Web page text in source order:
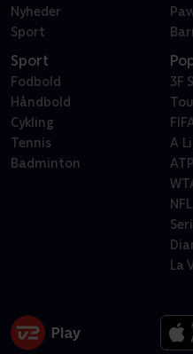
Nyheder
Sport
Sport
Fodbold
Håndbold
Cykling
Tennis
Badminton
3F
A
ATP
NFL
La